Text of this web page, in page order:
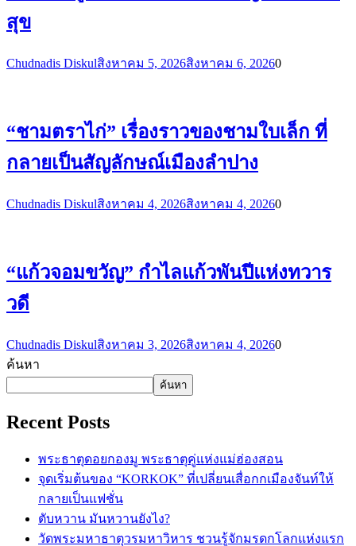
สุข
Chudnadis Diskulสิงหาคม 5, 2026สิงหาคม 6, 20260
“ชามตราไก่” เรื่องราวของชามใบเล็ก ที่
กลายเป็นสัญลักษณ์เมืองลำปาง
Chudnadis Diskulสิงหาคม 4, 2026สิงหาคม 4, 20260
“แก้วจอมขวัญ” กำไลแก้วพันปีแห่งทวาร
วดี
Chudnadis Diskulสิงหาคม 3, 2026สิงหาคม 4, 20260
ค้นหา
ค้นหา
Recent Posts
พระธาตุดอยกองมู พระธาตุคู่แห่งแม่ฮ่องสอน
จุดเริ่มต้นของ “KORKOK” ที่เปลี่ยนเสื่อกกเมืองจันท์ให้
กลายเป็นแฟชั่น
ตับหวาน มันหวานยังไง?
วัดพระมหาธาตุวรมหาวิหาร ชวนรู้จักมรดกโลกแห่งแรก